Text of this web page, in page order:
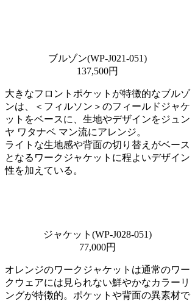
ブルゾン(WP-J021-051)
137,500円
大きなフロントポケットが特徴的なブルゾ
ンは、＜フィルソン＞のフィールドジャケ
ットをベースに、生地やデザインをジュン
ヤ ワタナベ マン流にアレンジ。
ライトな生地感や背面の切り替えがベース
となるワークジャケットに程よいデザイン
性を加えている。
ジャケット(WP-J028-051)
77,000円
オレンジのワークジャケットは通常のワー
クウェアには見られない鮮やかなカラーリ
ングが特徴的。ポケットや背面の異素材で